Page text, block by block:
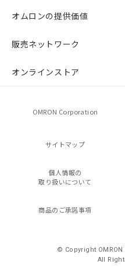
オムロンの提供価値
販売ネットワーク
オンラインストア
OMRON Corporation
サイトマップ
個人情報の
取り扱いについて
商品のご承諾事項
© Copyright OMRON
All